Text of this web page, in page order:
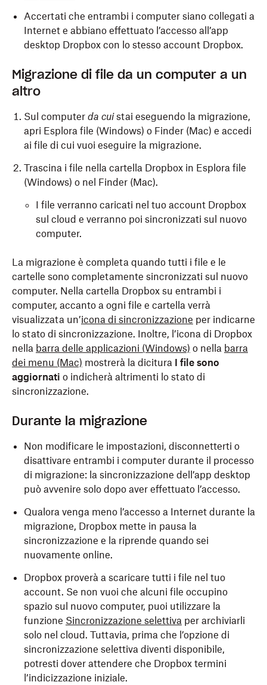
Accertati che entrambi i computer siano collegati a
Internet e abbiano effettuato l’accesso all’app
desktop Dropbox con lo stesso account Dropbox.
Migrazione di file da un computer a un
altro
Sul computer da cuistai eseguendo la migrazione,
apri Esplora file (Windows) o Finder (Mac) e accedi
ai file di cui vuoi eseguire la migrazione.
Trascina i file nella cartella Dropbox in Esplora file
(Windows) o nel Finder (Mac).
I file verranno caricati nel tuo account Dropbox
sul cloud e verranno poi sincronizzati sul nuovo
computer.
La migrazione è completa quando tutti i file e le
cartelle sono completamente sincronizzati sul nuovo
computer. Nella cartella Dropbox su entrambi i
computer, accanto a ogni file e cartella verrà
visualizzata un’icona di sincronizzazione per indicarne
lo stato di sincronizzazione. Inoltre, l’icona di Dropbox
nella barra delle applicazioni (Windows) o nella barra
dei menu (Mac) mostrerà la dicitura I file sono
aggiornati o indicherà altrimenti lo stato di
sincronizzazione.
Durante la migrazione
Non modificare le impostazioni, disconnetterti o
disattivare entrambi i computer durante il processo
di migrazione: la sincronizzazione dell’app desktop
può avvenire solo dopo aver effettuato l’accesso.
Qualora venga meno l’accesso a Internet durante la
migrazione, Dropbox mette in pausa la
sincronizzazione e la riprende quando sei
nuovamente online.
Dropbox proverà a scaricare tutti i file nel tuo
account. Se non vuoi che alcuni file occupino
spazio sul nuovo computer, puoi utilizzare la
funzione Sincronizzazione selettiva per archiviarli
solo nel cloud. Tuttavia, prima che l’opzione di
sincronizzazione selettiva diventi disponibile,
potresti dover attendere che Dropbox termini
l’indicizzazione iniziale.